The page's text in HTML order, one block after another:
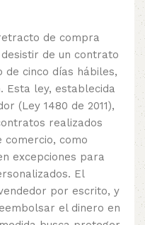
de compra
de un contrato
de cinco días hábiles,
Esta ley, establecida
(Ley 1480 de 2011),
realizados
como
excepciones para
El
por escrito, y
el dinero en